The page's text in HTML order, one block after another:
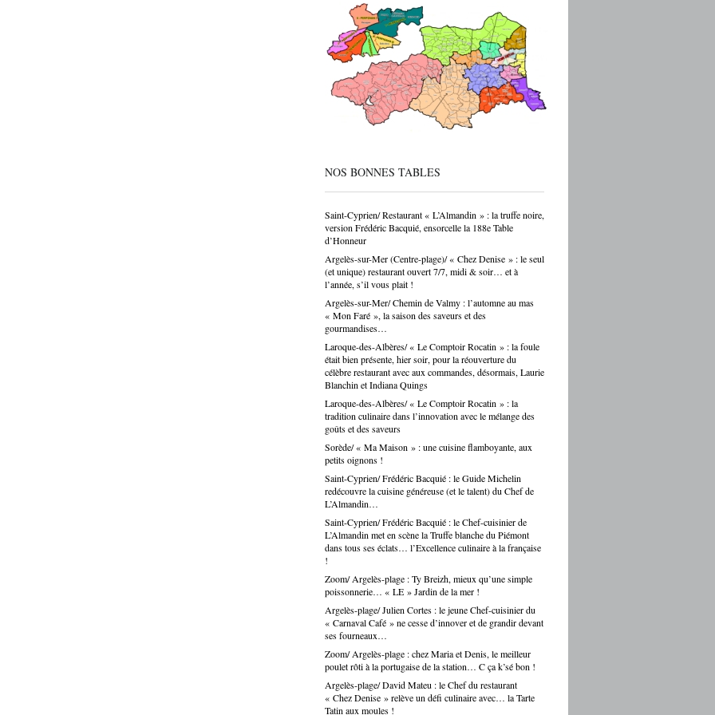
CAP, avec de vraies perspectives de carrière et
même de reprise d’entreprise. Mais le regard de la
société sur ces formations reste parfois
condescendant — et ça, franchement, c’est être
déconnecté de la réalité. Choisir un CAP de
pâtissier ou de carrossier, c’est choisir un métier,
un savoir-faire, une indépendance possible. Ce
n’est pas un choix par défaut. C’est souvent un
choix par passion. Et là, Cécile Hernandez nous
donne une belle leçon : la passion et
NOS BONNES TABLES
Saint-Cyprien/ Restaurant « L’Almandin » : la truffe noire,
version Frédéric Bacquié, ensorcelle la 188e Table
d’Honneur
Argelès-sur-Mer (Centre-plage)/ « Chez Denise » : le seul
(et unique) restaurant ouvert 7/7, midi & soir… et à
l’année, s’il vous plait !
Argelès-sur-Mer/ Chemin de Valmy : l’automne au mas
« Mon Faré », la saison des saveurs et des
gourmandises…
Laroque-des-Albères/ « Le Comptoir Rocatin » : la foule
était bien présente, hier soir, pour la réouverture du
célèbre restaurant avec aux commandes, désormais, Laurie
Blanchin et Indiana Quings
Laroque-des-Albères/ « Le Comptoir Rocatin » : la
tradition culinaire dans l’innovation avec le mélange des
goûts et des saveurs
Sorède/ « Ma Maison » : une cuisine flamboyante, aux
petits oignons !
Saint-Cyprien/ Frédéric Bacquié : le Guide Michelin
redécouvre la cuisine généreuse (et le talent) du Chef de
L’Almandin…
Saint-Cyprien/ Frédéric Bacquié : le Chef-cuisinier de
L’Almandin met en scène la Truffe blanche du Piémont
dans tous ses éclats… l’Excellence culinaire à la française
!
Zoom/ Argelès-plage : Ty Breizh, mieux qu’une simple
poissonnerie… « LE » Jardin de la mer !
Argelès-plage/ Julien Cortes : le jeune Chef-cuisinier du
« Carnaval Café » ne cesse d’innover et de grandir devant
ses fourneaux…
Zoom/ Argelès-plage : chez Maria et Denis, le meilleur
poulet rôti à la portugaise de la station… C ça k’sé bon !
Argelès-plage/ David Mateu : le Chef du restaurant
« Chez Denise » relève un défi culinaire avec… la Tarte
Tatin aux moules !